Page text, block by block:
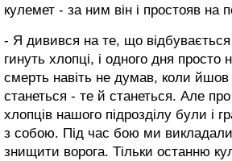
кулемет - за ним він і простояв на
- Я дивився на те, що відбувається
гинуть хлопці, і одного дня
смерть навіть не думав, коли
станеться - те й станеться. Але
хлопців нашого підрозділу були і
з собою. Під час бою ми
знищити ворога. Тільки останню